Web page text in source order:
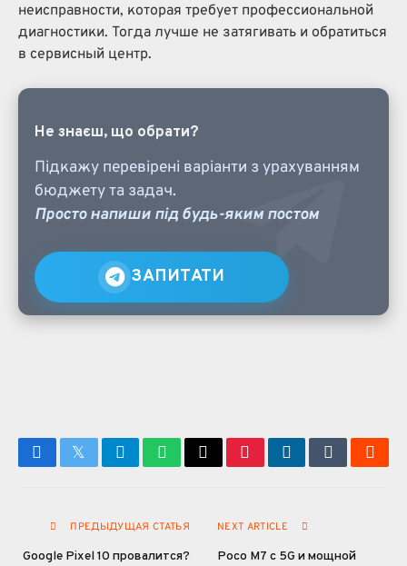
неисправности, которая требует профессиональной
диагностики. Тогда лучше не затягивать и обратиться
в сервисный центр.
Не знаєш, що обрати?
Підкажу перевірені варіанти з урахуванням
бюджету та задач.
Просто напиши під будь-яким постом
ЗАПИТАТИ
FacebookTwitterTelegramWhatsApp
EmailPinterestLinkedInTumblr
ПРЕДЫДУЩАЯ СТАТЬЯ
Google Pixel 10 провалится?
NEXT ARTICLE
Poco M7 с 5G и мощной